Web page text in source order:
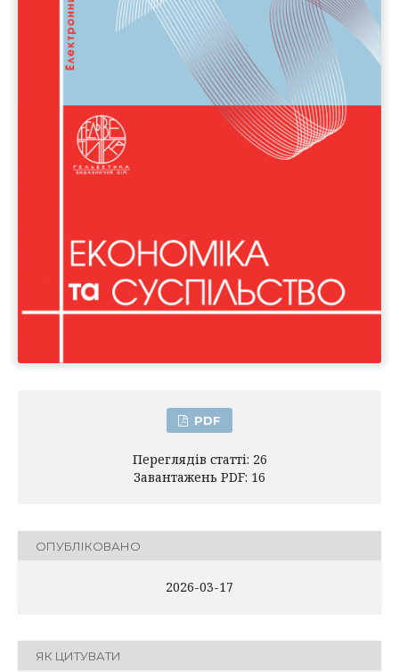
PDF
Переглядів статті: 26
Завантажень PDF: 16
ОПУБЛІКОВАНО
2026-03-17
ЯК ЦИТУВАТИ